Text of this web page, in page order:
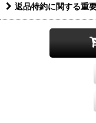
返品特約に関する重